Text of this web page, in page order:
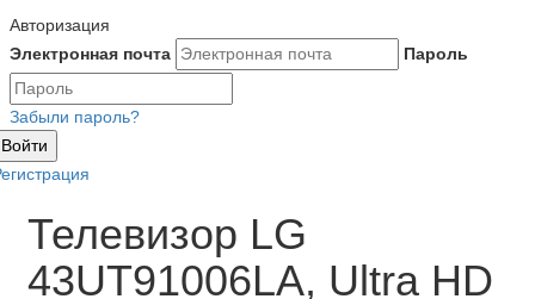
Авторизация
Электронная почта
Пароль
Забыли пароль?
Войти
Телевизор LG
43UT91006LA, Ultra HD